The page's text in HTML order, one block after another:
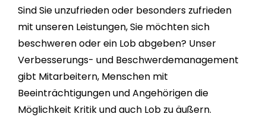
Sind Sie unzufrieden oder besonders zufrieden
mit unseren Leistungen, Sie möchten sich
beschweren oder ein Lob abgeben? Unser
Verbesserungs- und Beschwerdemanagement
gibt Mitarbeitern, Menschen mit
Beeinträchtigungen und Angehörigen die
Möglichkeit Kritik und auch Lob zu äußern.